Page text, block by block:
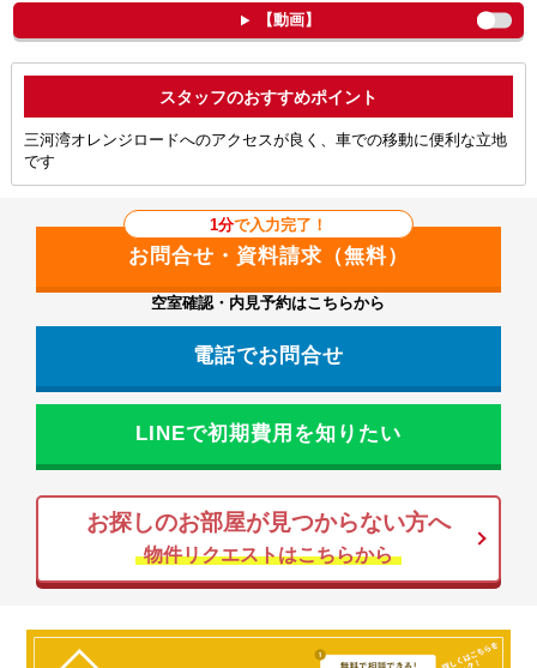
【動画】
ポイント
三河湾オレンジロードへのアクセスが良く、車での移動に便利な立地
です
1分で入力完了！
空室確認・内見予約はこちらから
電話でお問合せ
LINEで初期費用を知りたい
お探しのお部屋が見つからない方へ
物件リクエストはこちらから